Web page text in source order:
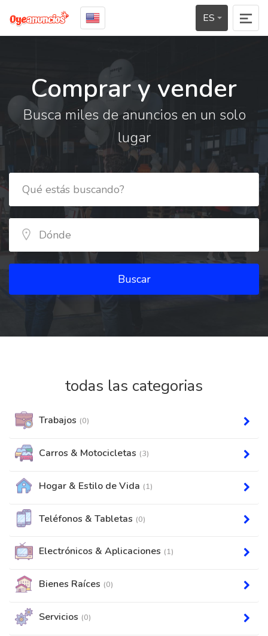
ES
Comprar y vender
Busca miles de anuncios en un solo
lugar
Buscar
todas las categorias
Trabajos (0)
Carros & Motocicletas (3)
Hogar & Estilo de Vida (1)
Teléfonos & Tabletas (0)
Electrónicos & Aplicaciones (1)
Bienes Raíces (0)
Servicios (0)